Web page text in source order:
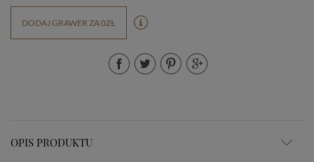
DODAJ GRAWER ZA 0ZŁ
OPIS PRODUKTU